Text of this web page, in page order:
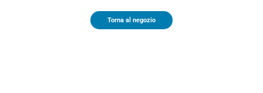
Torna al negozio